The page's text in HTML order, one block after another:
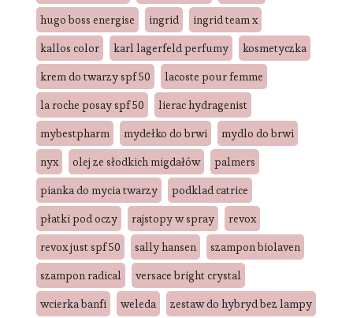
hugo boss energise
ingrid
ingrid team x
kallos color
karl lagerfeld perfumy
kosmetyczka
krem do twarzy spf 50
lacoste pour femme
la roche posay spf 50
lierac hydragenist
mybestpharm
mydełko do brwi
mydlo do brwi
nyx
olej ze słodkich migdałów
palmers
pianka do mycia twarzy
podklad catrice
płatki pod oczy
rajstopy w spray
revox
revox just spf 50
sally hansen
szampon biolaven
szampon radical
versace bright crystal
wcierka banfi
weleda zestaw do hybryd bez lampy